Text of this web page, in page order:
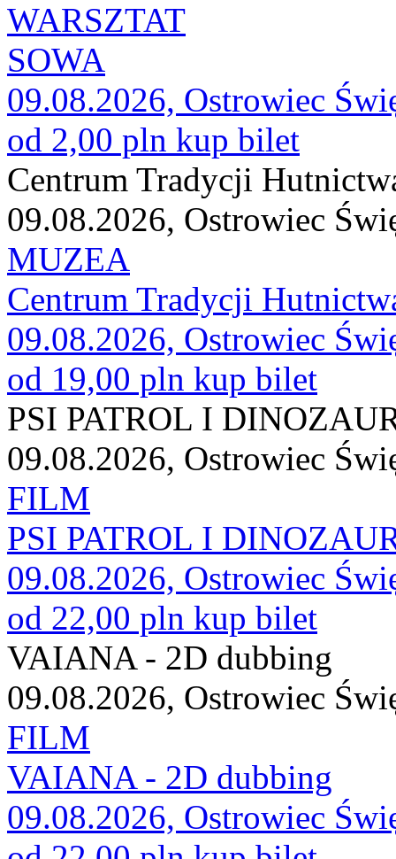
WARSZTAT
SOWA
09.08.2026, Ostrowiec
od 2,00 pln kup bilet
Centrum Tradycji
09.08.2026, Ostrowiec
MUZEA
Centrum Tradycji
09.08.2026, Ostrowiec
od 19,00 pln kup bilet
PSI PATROL I
09.08.2026, Ostrowiec
FILM
PSI PATROL I
09.08.2026, Ostrowiec
od 22,00 pln kup bilet
VAIANA - 2D dubbing
09.08.2026, Ostrowiec
FILM
VAIANA - 2D dubbing
09.08.2026, Ostrowiec